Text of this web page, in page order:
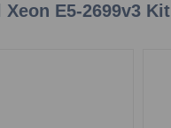
E5-2699v3 Kit